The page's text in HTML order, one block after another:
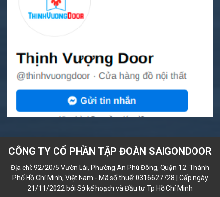
CÔNG TY CỔ PHẦN TẬP ĐOÀN SAIGONDOOR
Địa chỉ: 92/20/5 Vườn Lài, Phường An Phú Đông, Quận 12. Thành
Phố Hồ Chí Minh, Việt Nam - Mã số thuế: 0316627728 | Cấp ngày
21/11/2022 bởi Sở kế hoạch và Đầu tư Tp Hồ Chí Minh